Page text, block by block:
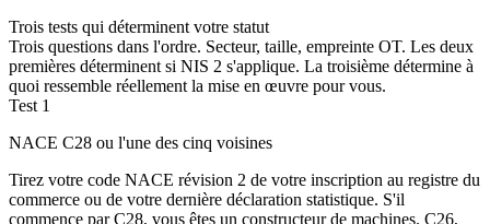
Trois tests qui déterminent votre statut
Trois questions dans l'ordre. Secteur, taille, empreinte OT. Les deux
premières déterminent si NIS 2 s'applique. La troisième détermine à
quoi ressemble réellement la mise en œuvre pour vous.
Test 1
NACE C28 ou l'une des cinq voisines
Tirez votre code NACE révision 2 de votre inscription au registre du
commerce ou de votre dernière déclaration statistique. S'il
commence par C28, vous êtes un constructeur de machines. C26,